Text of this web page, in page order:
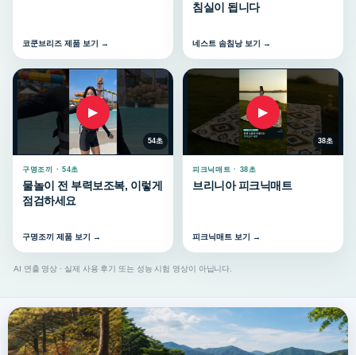
코쿤브리즈 제품 보기 →
침실이 됩니다
네스트 솜침낭 보기 →
▶
54초
구명조끼 · 54초
물놀이 전 부력보조복, 이렇게
점검하세요
구명조끼 제품 보기 →
▶
38초
피크닉매트 · 38초
브리니아 피크닉매트
피크닉매트 보기 →
AI 연출 영상 · 실제 사용 후기 또는 성능 시험 영상이 아닙니다.